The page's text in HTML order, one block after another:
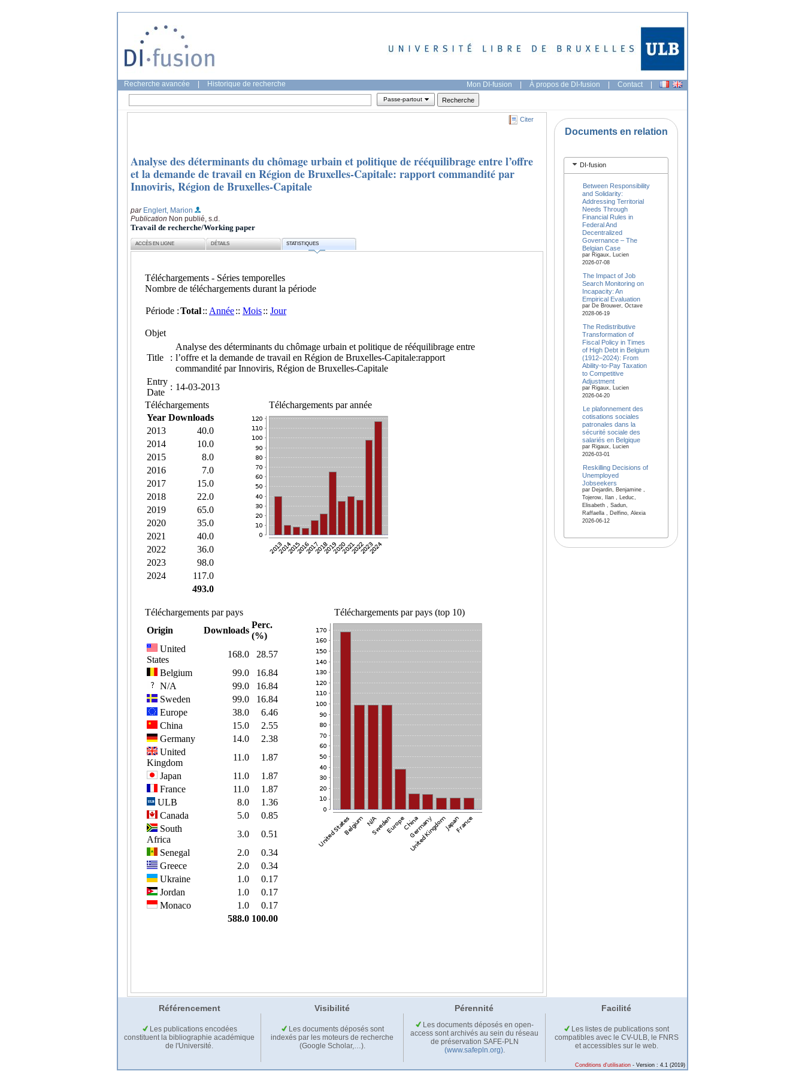
Recherche avancée Historique de recherche Mon DI-fusion | À propos de DI-fusion | Contact |
Passe-partout
Citer
Analyse des déterminants du chômage urbain et politique de rééquilibrage entre l’offre
et la demande de travail en Région de Bruxelles-Capitale: rapport commandité par
Innoviris, Région de Bruxelles-Capitale
par Englert, Marion
Publication Non publié, s.d.
Travail de recherche/Working paper
ACCÈS EN LIGNE DÉTAILS STATISTIQUES
Documents en relation
DI-fusion
Between Responsibility
and Solidarity:
Addressing Territorial
Needs Through
Financial Rules in
Federal And
Decentralized
Governance – The
Belgian Case
par Rigaux, Lucien
2026-07-08
The Impact of Job
Search Monitoring on
Incapacity: An
Empirical Evaluation
par De Brouwer, Octave
2028-06-19
The Redistributive
Transformation of
Fiscal Policy in Times
of High Debt in Belgium
(1912–2024): From
Ability-to-Pay Taxation
to Competitive
Adjustment
par Rigaux, Lucien
2026-04-20
Le plafonnement des
cotisations sociales
patronales dans la
sécurité sociale des
salariés en Belgique
par Rigaux, Lucien
2026-03-01
Reskilling Decisions of
Unemployed
Jobseekers
par Dejardin, Benjamine ,
Tojerow, Ilan , Leduc,
Elisabeth , Sadun,
Raffaella , Delfino, Alexia
2026-06-12
Référencement Visibilité Pérennité Facilité
Les publications encodées
constituent la bibliographie académique
de l'Université.
Les documents déposés sont
indexés par les moteurs de recherche
(Google Scholar,…).
Les documents déposés en open-
access sont archivés au sein du réseau
de préservation SAFE-PLN
(www.safepln.org).
Les listes de publications sont
compatibles avec le CV-ULB, le FNRS
et accessibles sur le web.
Conditions d'utilisation - Version : 4.1 (2019)